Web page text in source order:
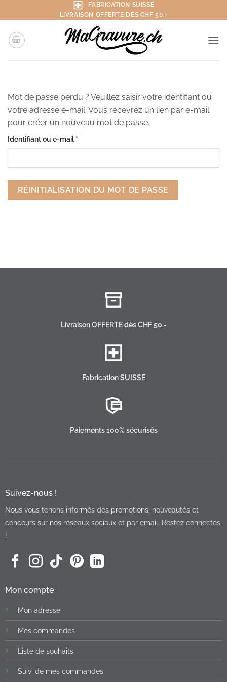
au
contenu
FABRICATION SUISSE
LIVRAISON OFFERTE DÈS CHF 50.-
Mot de passe perdu ? Veuillez saisir votre identifiant ou
votre adresse e-mail. Vous recevrez un lien par e-mail
pour créer un nouveau mot de passe.
Identifiant ou e-mail *
RÉINITIALISATION DU MOT DE PASSE
Livraison OFFERTE dès CHF 50.-
Fabrication SUISSE
Paiements 100% sécurisés
Suivez-nous !
Nous vous tenons informés des promotions, nouveautés et
concours sur nos réseaux sociaux et par email. Restez connectés
!
Mon compte
Mon adresse
Mes commandes
Liste de souhaits
Suivi de mes commandes